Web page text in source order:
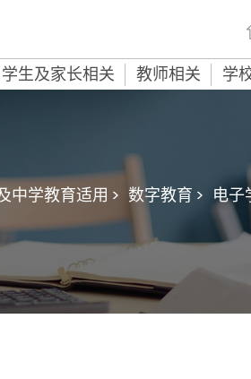
学生及家长相关 教师相关 学
中学教育适用 > 数字教育 > 电子